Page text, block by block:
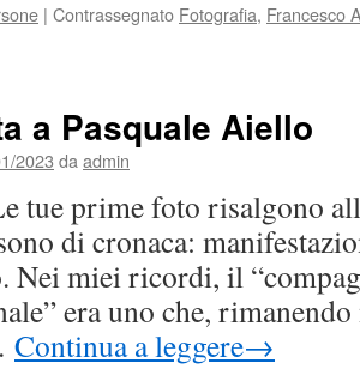
| Contrassegnato Fotografia, Francesco
a Pasquale Aiello
2023 da admin
tue prime foto risalgono
di cronaca:
Nei miei ricordi, il
era uno che,
Continua a leggere→